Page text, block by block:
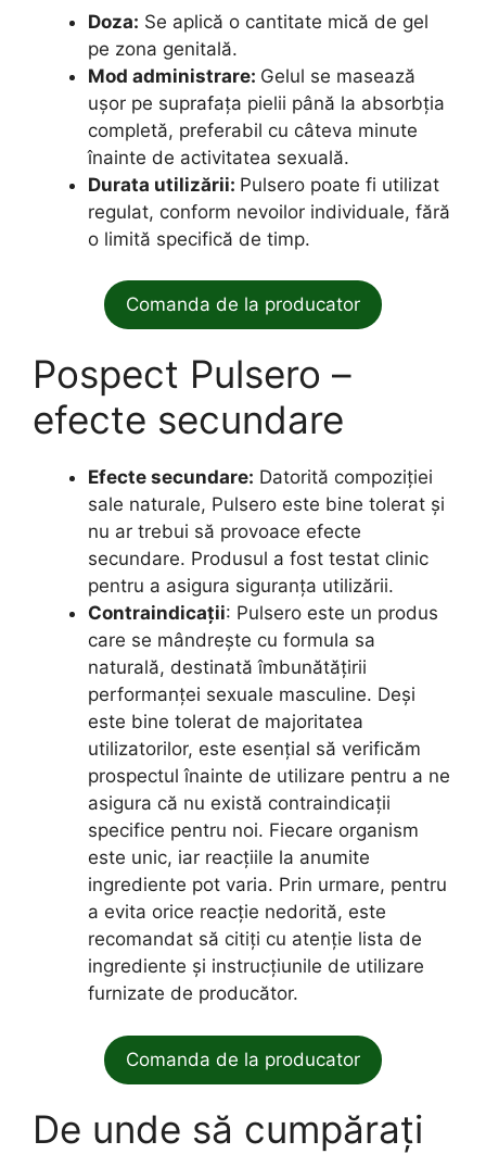
Doza: Se aplică o cantitate mică de gel
pe zona genitală.
Mod administrare: Gelul se masează
ușor pe suprafața pielii până la absorbția
completă, preferabil cu câteva minute
înainte de activitatea sexuală.
Durata utilizării: Pulsero poate fi utilizat
regulat, conform nevoilor individuale, fără
o limită specifică de timp.
Comanda de la producator
Pospect Pulsero –
efecte secundare
Efecte secundare: Datorită compoziției
sale naturale, Pulsero este bine tolerat și
nu ar trebui să provoace efecte
secundare. Produsul a fost testat clinic
pentru a asigura siguranța utilizării.
Contraindicații: Pulsero este un produs
care se mândrește cu formula sa
naturală, destinată îmbunătățirii
performanței sexuale masculine. Deși
este bine tolerat de majoritatea
utilizatorilor, este esențial să verificăm
prospectul înainte de utilizare pentru a ne
asigura că nu există contraindicații
specifice pentru noi. Fiecare organism
este unic, iar reacțiile la anumite
ingrediente pot varia. Prin urmare, pentru
a evita orice reacție nedorită, este
recomandat să citiți cu atenție lista de
ingrediente și instrucțiunile de utilizare
furnizate de producător.
Comanda de la producator
De unde să cumpărați